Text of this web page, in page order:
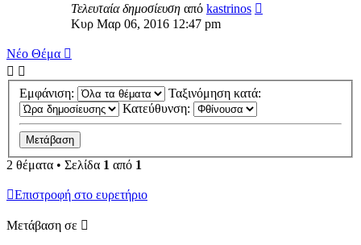
Τελευταία δημοσίευση από kastrinos
Κυρ Μαρ 06, 2016 12:47 pm
Νέο Θέμα
Εμφάνιση:
Ταξινόμηση κατά:
Κατεύθυνση:
2 θέματα • Σελίδα 1 από 1
Επιστροφή στο ευρετήριο
Μετάβαση σε